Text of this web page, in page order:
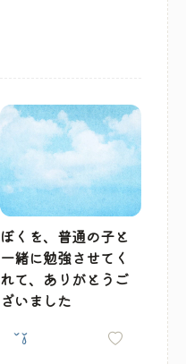
ぼくを、普通の子と
一緒に勉強させてく
れて、ありがとうご
ざいました